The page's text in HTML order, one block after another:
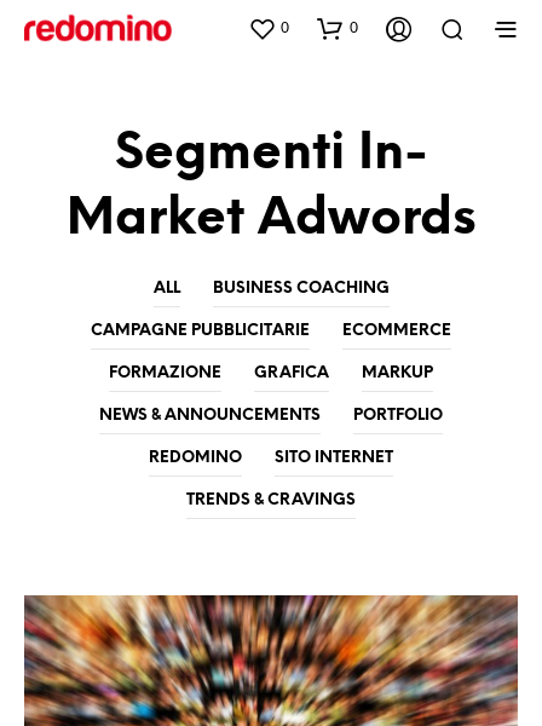
0 0
Segmenti In-
Market Adwords
ALL BUSINESS COACHING
CAMPAGNE PUBBLICITARIE ECOMMERCE
FORMAZIONE GRAFICA MARKUP
NEWS & ANNOUNCEMENTS PORTFOLIO
REDOMINO SITO INTERNET
TRENDS & CRAVINGS